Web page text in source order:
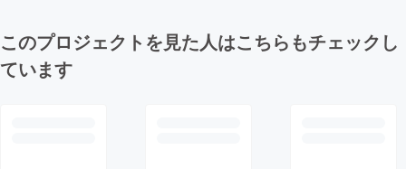
このプロジェクトを見た人はこちらもチェックし
ています